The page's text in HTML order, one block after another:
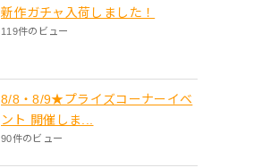
新作ガチャ入荷しました！
119件のビュー
8/8・8/9★プライズコーナーイベ
ント 開催しま...
90件のビュー